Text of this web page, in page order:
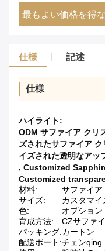
最もよい価格を得
仕様 記述
仕様
ハイライト:
ODM サファイア クリ
ズされたサファイア
イズされた透明なアッ
, Customized
Customized
材料:
サファイア
サイズ:
カスタマ
色:
オプション
育成方法:
CZサファ
パッキング:カートン
配送ポート:チェンqing